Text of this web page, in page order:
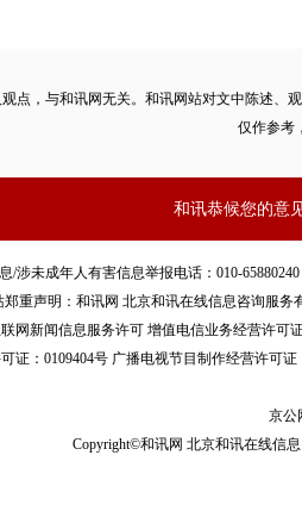
观点，与和讯网无关。和讯网站对文中陈述
仅作参考
和讯恭候您的意
/涉未成年人有害信息举报电话：010-
郑重声明：和讯网 北京和讯在线信息咨询服
网新闻信息服务许可 增值电信业务经营许可
证：0109404号 广播电视节目制作经营许可证
京公
Copyright©和讯网 北京和讯在线信